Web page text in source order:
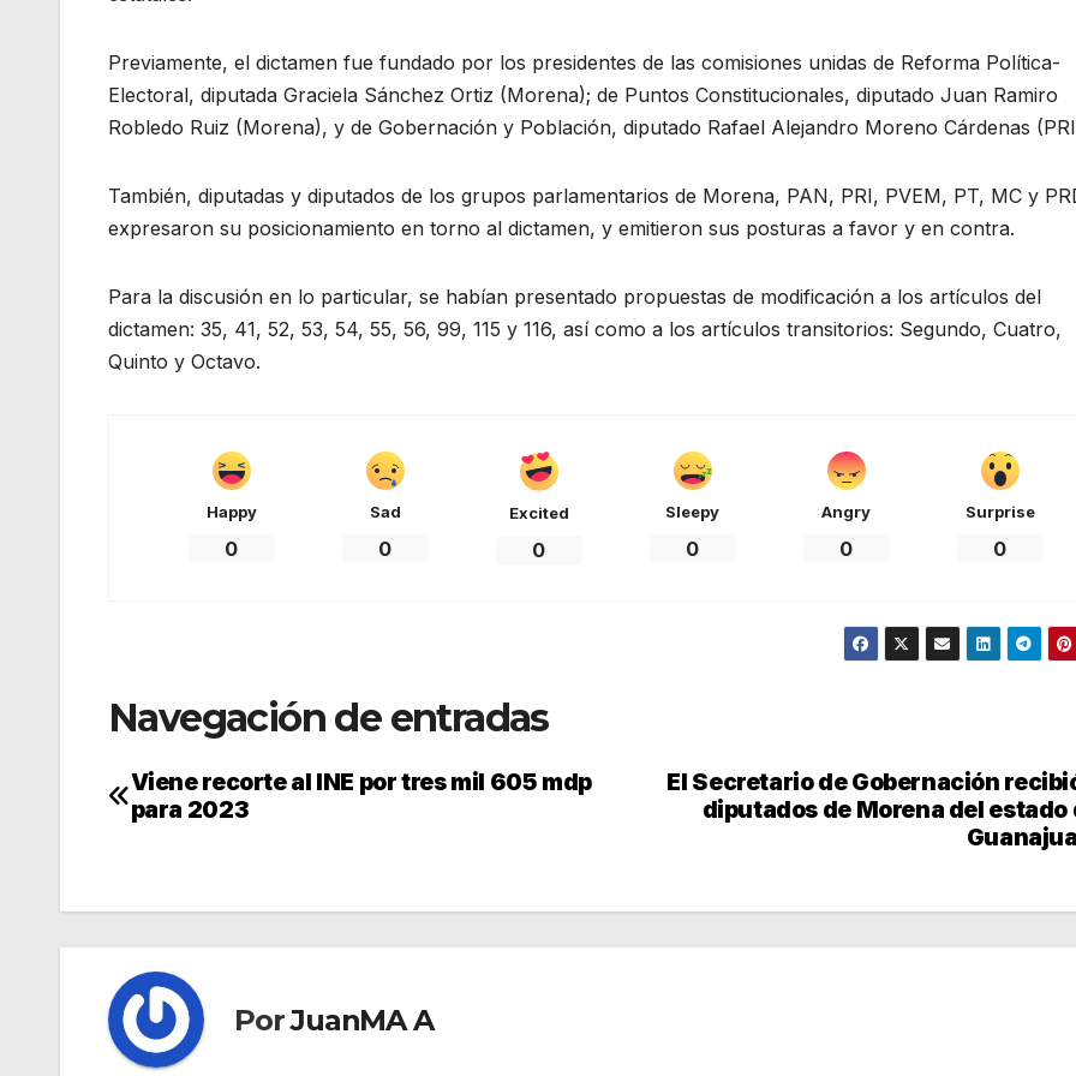
Previamente, el dictamen fue fundado por los presidentes de las comisiones unidas de Reforma Política-
Electoral, diputada Graciela Sánchez Ortiz (Morena); de Puntos Constitucionales, diputado Juan Ramiro
Robledo Ruiz (Morena), y de Gobernación y Población, diputado Rafael Alejandro Moreno Cárdenas
También, diputadas y diputados de los grupos parlamentarios de Morena, PAN, PRI, PVEM, PT, MC y
expresaron su posicionamiento en torno al dictamen, y emitieron sus posturas a favor y en contra.
Para la discusión en lo particular, se habían presentado propuestas de modificación a los artículos del
dictamen: 35, 41, 52, 53, 54, 55, 56, 99, 115 y 116, así como a los artículos transitorios: Segundo, Cuatro,
Quinto y Octavo.
Happy
0
Sad
0
Excited
0
Sleepy
0
Angry
0
Surprise
0
Navegación de entradas
El Secretario de Gobernación
diputados de Morena del estado
Viene recorte al INE por tres mil 605 mdp
para 2023
PorJuanMA A